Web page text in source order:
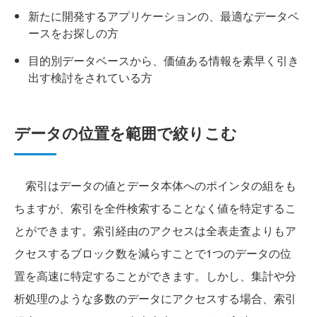
新たに開発するアプリケーションの、最適なデータベ
ースをお探しの方
目的別データベースから、価値ある情報を素早く引き
出す検討をされている方
データの位置を範囲で絞りこむ
索引はデータの値とデータ本体へのポインタの組をも
ちますが、索引を全件検索することなく値を特定するこ
とができます。索引経由のアクセスは全表走査よりもア
クセスするブロック数を減らすことで1つのデータの位
置を高速に特定することができます。しかし、集計や分
析処理のような多数のデータにアクセスする場合、索引